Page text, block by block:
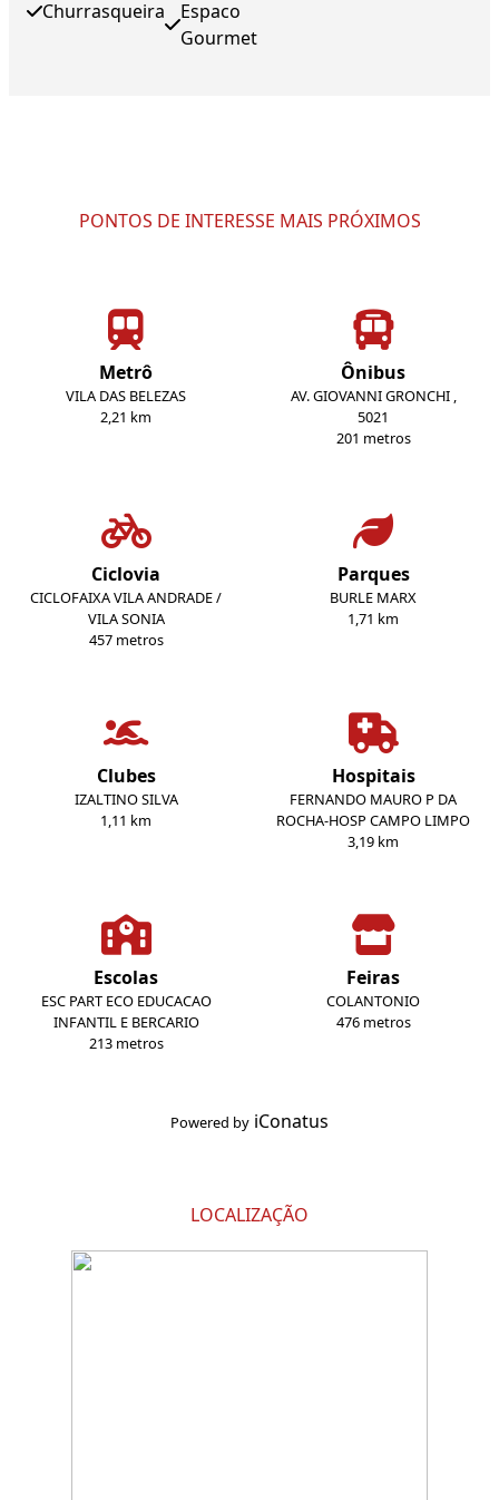
Churrasqueira
Espaco
Gourmet
PONTOS DE INTERESSE MAIS PRÓXIMOS
Metrô
VILA DAS BELEZAS
2,21 km
Ônibus
AV. GIOVANNI GRONCHI ,
5021
201 metros
Ciclovia
CICLOFAIXA VILA ANDRADE /
VILA SONIA
457 metros
Parques
BURLE MARX
1,71 km
Clubes
IZALTINO SILVA
1,11 km
Hospitais
FERNANDO MAURO P DA
ROCHA-HOSP CAMPO LIMPO
3,19 km
Escolas
ESC PART ECO EDUCACAO
INFANTIL E BERCARIO
213 metros
Feiras
COLANTONIO
476 metros
Powered by iConatus
LOCALIZAÇÃO